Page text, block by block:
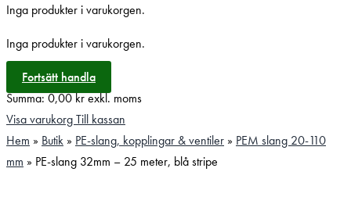
Inga produkter i varukorgen.
Inga produkter i varukorgen.
Fortsätt handla
Summa:0,00krexkl. moms
Visa varukorgTill kassan
Hem » Butik » PE-slang, kopplingar & ventiler » PEM slang 20-110
mm » PE-slang 32mm – 25 meter, blå stripe